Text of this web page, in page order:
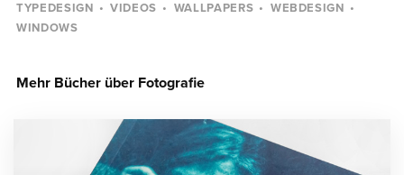
TYPEDESIGN
VIDEOS WALLPAPERS
WEBDESIGN
WINDOWS
Mehr Bücher über Fotografie